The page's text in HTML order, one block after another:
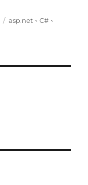
標
asp.net 、C# 、